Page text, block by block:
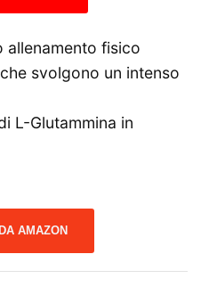
allenamento fisico
svolgono un intenso
L-Glutammina in
AMAZON